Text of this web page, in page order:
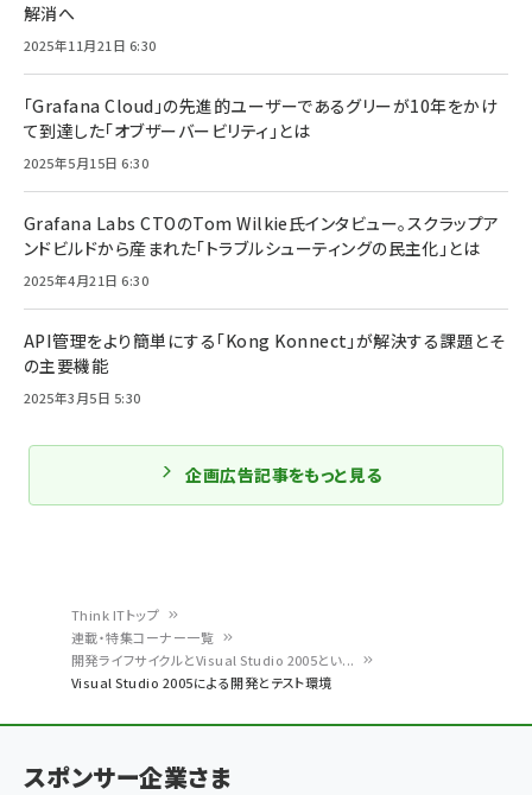
く
ず
Think ITトップ
連載・特集コーナー一覧
開発ライフサイクルとVisual Studio 2005とい...
Visual Studio 2005による開発とテスト環境
解消へ
2025年11月21日 6:30
「Grafana Cloud」の先進的ユーザーであるグリーが10年をかけ
て到達した「オブザーバービリティ」とは
2025年5月15日 6:30
Grafana Labs CTOのTom Wilkie氏インタビュー。スクラップア
ンドビルドから産まれた「トラブルシューティングの民主化」とは
2025年4月21日 6:30
API管理をより簡単にする「Kong Konnect」が解決する課題とそ
の主要機能
2025年3月5日 5:30
企画広告記事をもっと見る
スポンサー企業さま